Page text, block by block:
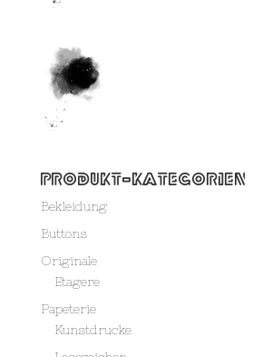
Produkt-Kategorien
Bekleidung
Buttons
Originale
Etagere
Papeterie
Kunstdrucke